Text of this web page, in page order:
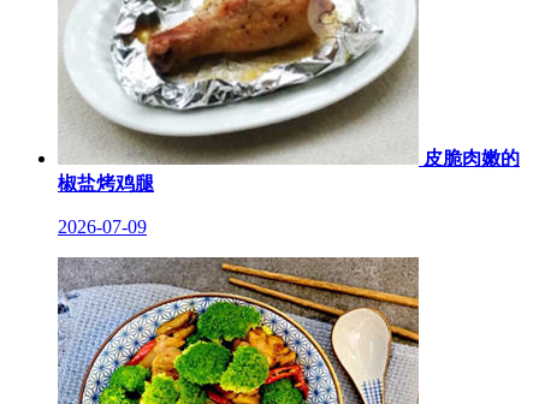
皮脆肉嫩的
椒盐烤鸡腿
2026-07-09